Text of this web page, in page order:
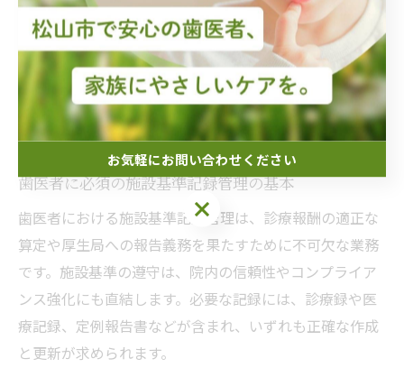
歯医者で押さえたい施設基準記録の
コツ
歯医者に必須の施設基準記録管理の基本
歯医者における施設基準記録管理は、診療報酬の適正な
算定や厚生局への報告義務を果たすために不可欠な業務
です。施設基準の遵守は、院内の信頼性やコンプライア
ンス強化にも直結します。必要な記録には、診療録や医
療記録、定例報告書などが含まれ、いずれも正確な作成
と更新が求められます。
お気軽にお問い合わせください
お気軽にお問い合わせください